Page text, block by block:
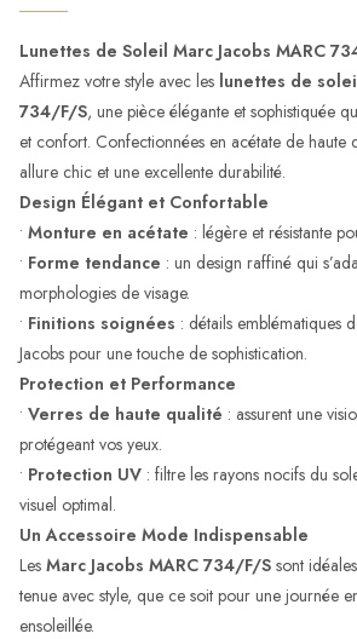
Lunettes de Soleil Marc Jacobs MARC
Affirmez votre style avec les lunettes de
734/F/S, une pièce élégante et sophistiquée
et confort. Confectionnées en acétate de haute
allure chic et une excellente durabilité.
Design Élégant et Confortable
• Monture en acétate : légère et résistante
• Forme tendance : un design raffiné qui
morphologies de visage.
• Finitions soignées : détails emblématiques
Jacobs pour une touche de sophistication.
Protection et Performance
• Verres de haute qualité : assurent une
protégeant vos yeux.
• Protection UV : filtre les rayons nocifs du
visuel optimal.
Un Accessoire Mode Indispensable
Les Marc Jacobs MARC 734/F/S sont
tenue avec style, que ce soit pour une journée
ensoleillée.